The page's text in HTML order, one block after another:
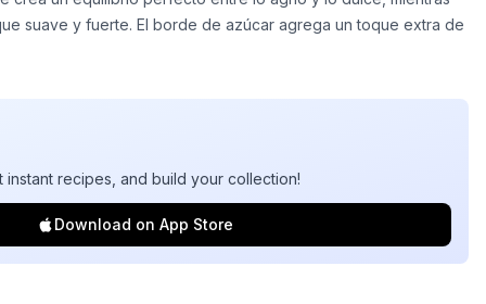
suave y fuerte. El borde de azúcar agrega un toque extra de
instant recipes, and build your collection!
Download on App Store